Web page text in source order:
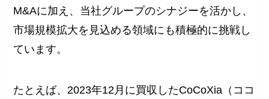
M&Aに加え、当社グループのシナジーを活かし、
市場規模拡大を見込める領域にも積極的に挑戦し
ています。
たとえば、2023年12月に買収したCoCoXia（ココ